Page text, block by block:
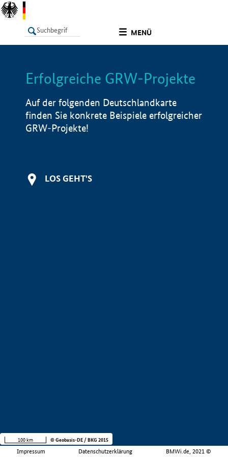
MENÜ
LISTE Info
Erfolgreiche GRW-Projekte
Auf der folgenden Deutschlandkarte
finden Sie konkrete Beispiele erfolgreicher
GRW-Projekte!
LOS GEHT'S
Impressum Datenschutzerklärung BMWi.de, 2021 ©
100 km © Geobasis-DE / BKG 2015